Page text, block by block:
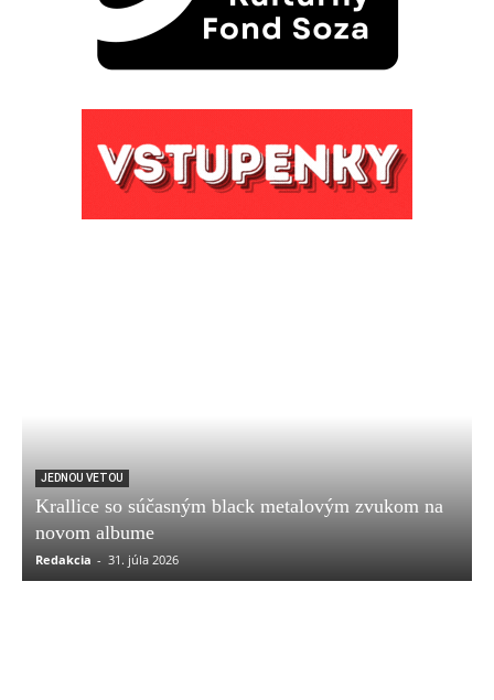
JEDNOU VETOU
Krallice so súčasným black metalovým zvukom na
novom albume
Redakcia - 31. júla 2026